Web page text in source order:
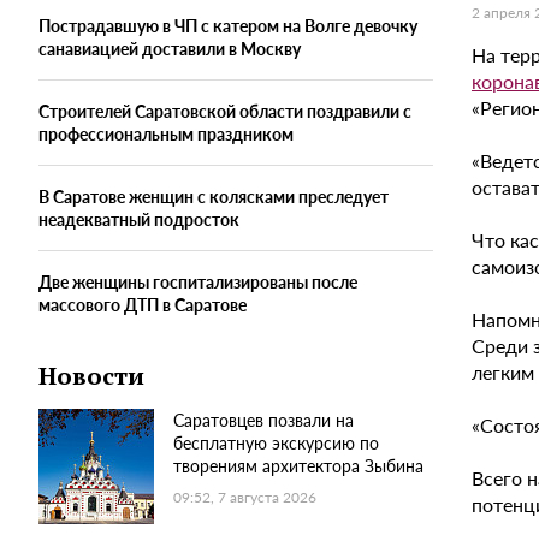
Пострадавшую в ЧП с катером на Волге девочку
санавиацией доставили в Москву
Строителей Саратовской области поздравили с
профессиональным праздником
В Саратове женщин с колясками преследует
неадекватный подросток
Две женщины госпитализированы после
массового ДТП в Саратове
Новости
Саратовцев позвали на
бесплатную экскурсию по
творениям архитектора Зыбина
09:52, 7 августа 2026
2 апреля
На
Что
Среди
Всего